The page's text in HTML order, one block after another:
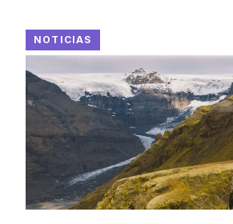
NOTICIAS